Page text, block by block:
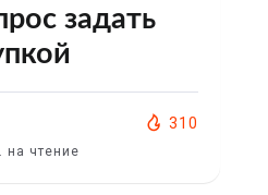
задать
на чтение
310